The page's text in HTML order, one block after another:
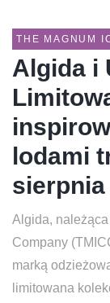
THE MAGNUM
Algida i
lodami
sierpnia
Algida,
Company
marką
limitowana